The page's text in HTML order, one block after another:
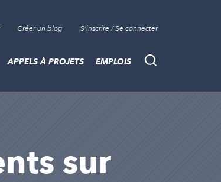
Créer un blog S'inscrire / Se connecter
Recherche
APPELS À PROJETS EMPLOIS
sur